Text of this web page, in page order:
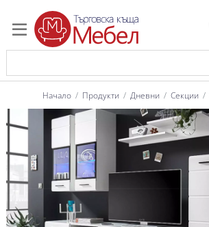
Начало Продукти Дневни Секции